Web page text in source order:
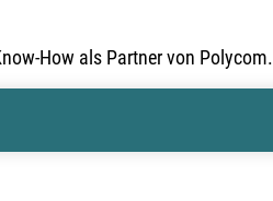
How als Partner von Polycom.